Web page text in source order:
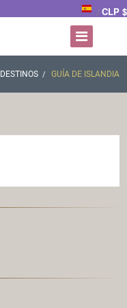
/ CLP $
DESTINOS GUÍA DE ISLANDIA